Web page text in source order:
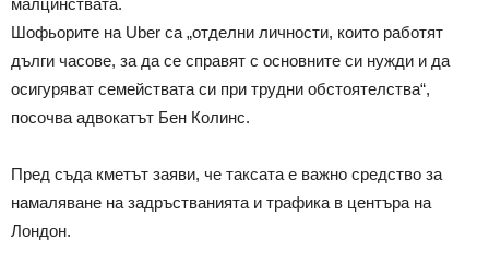
Шофьорите на Uber са „отделни личности, които работят
дълги часове, за да се справят с основните си нужди и да
осигуряват семействата си при трудни обстоятелства“,
посочва адвокатът Бен Колинс.
Пред съда кметът заяви, че таксата е важно средство за
намаляване на задръстванията и трафика в центъра на
Лондон.